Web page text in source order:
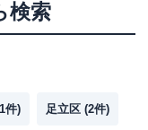
検索
1件) 足立区 (2件)